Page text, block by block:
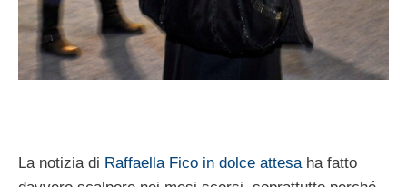
La notizia di Raffaella Fico in dolce attesa ha fatto